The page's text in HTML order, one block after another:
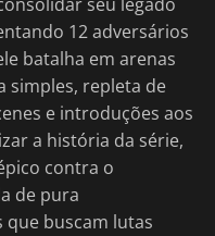
12 adversários
batalha em arenas
simples, repleta de
e introduções aos
a história da série,
contra o
de pura
buscam lutas